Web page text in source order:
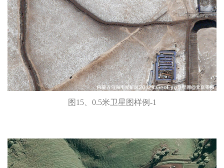
图15、0.5米卫星图样例-1